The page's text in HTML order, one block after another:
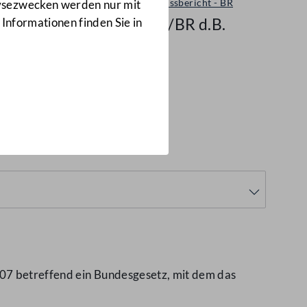
werden nur mit
finden Sie in
Ausschussbericht - BR
7817/BR d.B.
betreffend ein Bundesgesetz, mit dem das